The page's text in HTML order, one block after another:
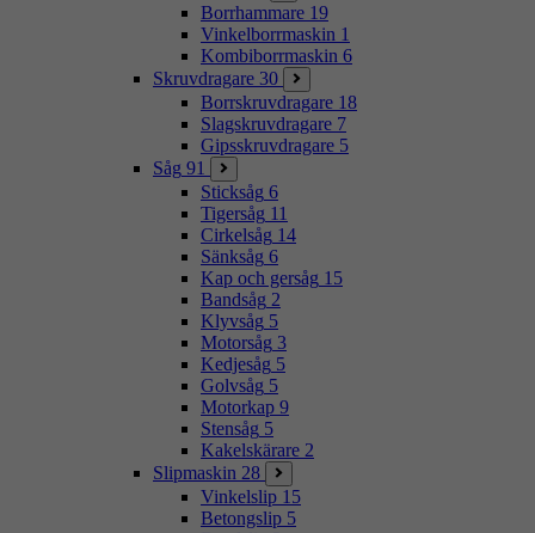
Borrhammare 19
Vinkelborrmaskin 1
Kombiborrmaskin 6
Skruvdragare 30
Borrskruvdragare 18
Slagskruvdragare 7
Gipsskruvdragare 5
Såg 91
Sticksåg 6
Tigersåg 11
Cirkelsåg 14
Sänksåg 6
Kap och gersåg 15
Bandsåg 2
Klyvsåg 5
Motorsåg 3
Kedjesåg 5
Golvsåg 5
Motorkap 9
Stensåg 5
Kakelskärare 2
Slipmaskin 28
Vinkelslip 15
Betongslip 5